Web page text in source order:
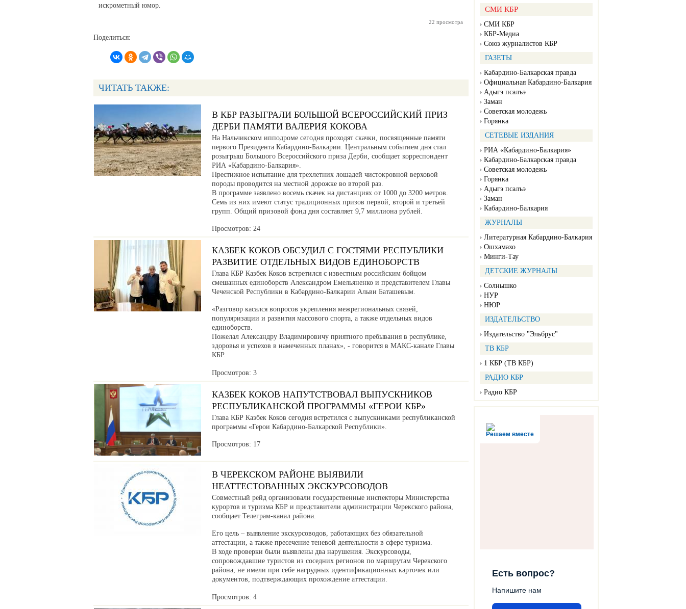
СМИ КБР
СМИ КБР
КБР-Медиа
Союз журналистов КБР
ГАЗЕТЫ
Кабардино-Балкарская правда
Официальная Кабардино-Балкария
Адыгэ псалъэ
Заман
Советская молодежь
Горянка
СЕТЕВЫЕ ИЗДАНИЯ
РИА «Кабардино-Балкария»
Кабардино-Балкарская правда
Советская молодежь
Горянка
Адыгэ псалъэ
Заман
Кабардино-Балкария
ЖУРНАЛЫ
Литературная Кабардино-Балкария
Ошхамахо
Минги-Тау
ДЕТСКИЕ ЖУРНАЛЫ
Солнышко
НУР
НЮР
ИЗДАТЕЛЬСТВО
Издательство "Эльбрус"
ТВ КБР
1 КБР (ТВ КБР)
РАДИО КБР
Радио КБР
Решаем вместе
Есть вопрос?
Напишите нам
искрометный юмор.
22 просмотра
Поделиться:
ЧИТАТЬ ТАКЖЕ:
В КБР РАЗЫГРАЛИ БОЛЬШОЙ ВСЕРОССИЙСКИЙ ПРИЗ
ДЕРБИ ПАМЯТИ ВАЛЕРИЯ КОКОВА
На Нальчикском ипподроме сегодня проходят скачки, посвященные памяти
первого Президента Кабардино-Балкарии. Центральным событием дня стал
розыгрыш Большого Всероссийского приза Дерби, сообщает корреспондент
РИА «Кабардино-Балкария».
Престижное испытание для трехлетних лошадей чистокровной верховой
породы проводится на местной дорожке во второй раз.
В программе заявлено восемь скачек на дистанциях от 1000 до 3200 метров.
Семь из них имеют статус традиционных призов первой, второй и третьей
групп. Общий призовой фонд дня составляет 9,7 миллиона рублей.
Просмотров: 24
КАЗБЕК КОКОВ ОБСУДИЛ С ГОСТЯМИ РЕСПУБЛИКИ
РАЗВИТИЕ ОТДЕЛЬНЫХ ВИДОВ ЕДИНОБОРСТВ
Глава КБР Казбек Коков встретился с известным российским бойцом
смешанных единоборств Александром Емельяненко и представителем Главы
Чеченской Республики в Кабардино-Балкарии Альви Баташевым.
«Разговор касался вопросов укрепления межрегиональных связей,
популяризации и развития массового спорта, а также отдельных видов
единоборств.
Пожелал Александру Владимировичу приятного пребывания в республике,
здоровья и успехов в намеченных планах», - говорится в МАКС-канале Главы
КБР.
Просмотров: 3
КАЗБЕК КОКОВ НАПУТСТВОВАЛ ВЫПУСКНИКОВ
РЕСПУБЛИКАНСКОЙ ПРОГРАММЫ «ГЕРОИ КБР»
Глава КБР Казбек Коков сегодня встретился с выпускниками республиканской
программы «Герои Кабардино-Балкарской Республики».
Просмотров: 17
В ЧЕРЕКСКОМ РАЙОНЕ ВЫЯВИЛИ
НЕАТТЕСТОВАННЫХ ЭКСКУРСОВОДОВ
Совместный рейд организовали государственные инспекторы Министерства
курортов и туризма КБР и представители администрации Черекского района,
сообщает Телеграм-канал района.
Его цель – выявление экскурсоводов, работающих без обязательной
аттестации, а также пресечение теневой деятельности в сфере туризма.
В ходе проверки были выявлены два нарушения. Экскурсоводы,
сопровождавшие туристов из соседних регионов по маршрутам Черекского
района, не имели при себе нагрудных идентификационных карточек или
документов, подтверждающих прохождение аттестации.
Просмотров: 4